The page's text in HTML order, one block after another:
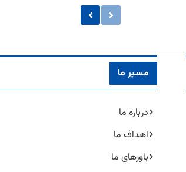
مسیر ما
درباره ما
اهداف ما
باورهای ما